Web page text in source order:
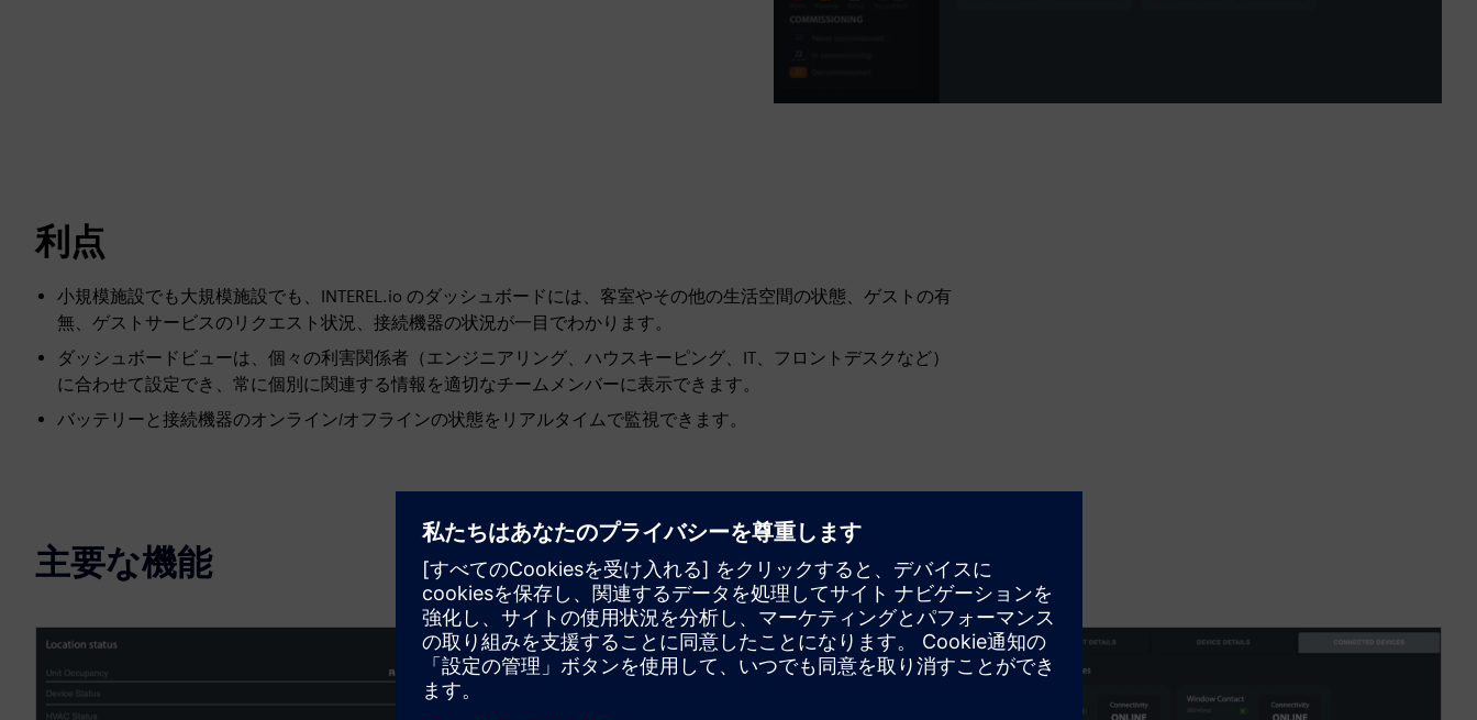
利点
小規模施設でも大規模施設でも、INTEREL.io のダッシュボードには、客室やその他の生活空間の状態、ゲストの有
無、ゲストサービスのリクエスト状況、接続機器の状況が一目でわかります。
ダッシュボードビューは、個々の利害関係者（エンジニアリング、ハウスキーピング、IT、フロントデスクなど）
に合わせて設定でき、常に個別に関連する情報を適切なチームメンバーに表示できます。
バッテリーと接続機器のオンライン/オフラインの状態をリアルタイムで監視できます。
主要な機能